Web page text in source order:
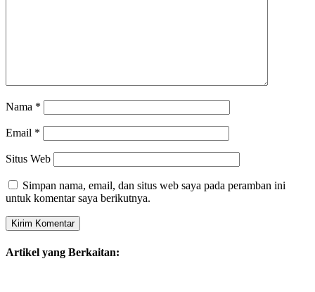
Nama *
Email *
Situs Web
Simpan nama, email, dan situs web saya pada peramban ini
untuk komentar saya berikutnya.
Artikel yang Berkaitan: